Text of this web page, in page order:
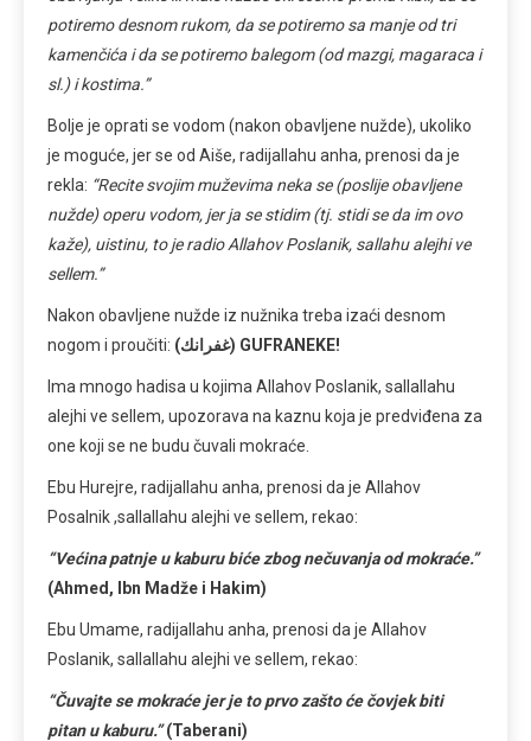
potiremo desnom rukom, da se potiremo sa manje od tri
kamenčića i da se potiremo balegom (od mazgi, magaraca i
sl.) i kostima.”
Bolje je oprati se vodom (nakon obavljene nužde), ukoliko
je moguće, jer se od Aiše, radijallahu anha, prenosi da je
rekla: “Recite svojim muževima neka se (poslije obavljene
nužde) operu vodom, jer ja se stidim (tj. stidi se da im ovo
kaže), uistinu, to je radio Allahov Poslanik, sallahu alejhi ve
sellem.”
Nakon obavljene nužde iz nužnika treba izaći desnom
nogom i proučiti:
(غفرانك) GUFRANEKE!
Ima mnogo hadisa u kojima Allahov Poslanik, sallallahu
alejhi ve sellem, upozorava na kaznu koja je predviđena za
one koji se ne budu čuvali mokraće.
Ebu Hurejre, radijallahu anha, prenosi da je Allahov
Posalnik ,sallallahu alejhi ve sellem, rekao:
“Većina patnje u kaburu biće zbog nečuvanja od mokraće.”
(Ahmed, Ibn Madže i Hakim)
Ebu Umame, radijallahu anha, prenosi da je Allahov
Poslanik, sallallahu alejhi ve sellem, rekao:
“Čuvajte se mokraće jer je to prvo zašto će čovjek biti
pitan u kaburu.”(Taberani)